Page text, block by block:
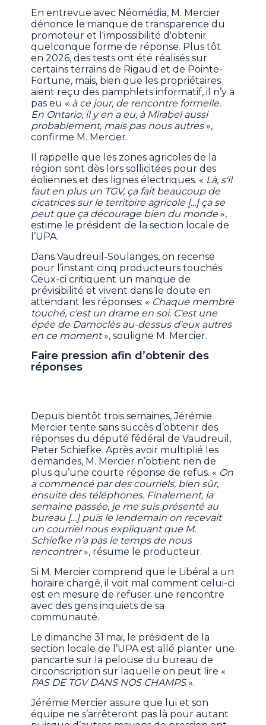
En entrevue avec Néomédia, M. Mercier
dénonce le manque de transparence du
promoteur et l'impossibilité d'obtenir
quelconque forme de réponse. Plus tôt
en 2026, des tests ont été réalisés sur
certains terrains de Rigaud et de Pointe-
Fortune, mais, bien que les propriétaires
aient reçu des pamphlets informatif, il n’y a
pas eu « à ce jour, de rencontre formelle.
En Ontario, il y en a eu, à Mirabel aussi
probablement, mais pas nous autres»,
confirme M. Mercier.
Il rappelle que les zones agricoles de la
région sont dès lors sollicitées pour des
éoliennes et des lignes électriques. « Là, s'il
faut en plus un TGV, ça fait beaucoup de
cicatrices sur le territoire agricole [...] ça se
peut que ça décourage bien du monde»,
estime le président de la section locale de
l’UPA.
Dans Vaudreuil-Soulanges, on recense
pour l’instant cinq producteurs touchés.
Ceux-ci critiquent un manque de
prévisibilité et vivent dans le doute en
attendant les réponses: « Chaque membre
touché, c'est un drame en soi. C'est une
épée de Damoclès au-dessus d'eux autres
en ce moment», souligne M. Mercier.
Faire pression afin d’obtenir des
réponses
Depuis bientôt trois semaines, Jérémie
Mercier tente sans succès d’obtenir des
réponses du député fédéral de Vaudreuil,
Peter Schiefke. Après avoir multiplié les
demandes, M. Mercier n’obtient rien de
plus qu’une courte réponse de refus. « On
a commencé par des courriels, bien sûr,
ensuite des téléphones. Finalement, la
semaine passée, je me suis présenté au
bureau […] puis le lendemain on recevait
un courriel nous expliquant que M.
Schiefke n’a pas le temps de nous
rencontrer», résume le producteur.
Si M. Mercier comprend que le Libéral a un
horaire chargé, il voit mal comment celui-ci
est en mesure de refuser une rencontre
avec des gens inquiets de sa
communauté.
Le dimanche 31 mai, le président de la
section locale de l’UPA est allé planter une
pancarte sur la pelouse du bureau de
circonscription sur laquelle on peut lire «
PAS DE TGV DANS NOS CHAMPS».
Jérémie Mercier assure que lui et son
équipe ne s’arrêteront pas là pour autant